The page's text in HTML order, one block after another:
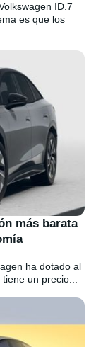
ID.7
es que los
más barata
ha dotado al
un precio...